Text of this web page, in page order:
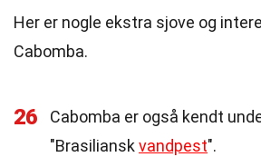
Her er nogle ekstra sjove og
Cabomba.
26
Cabomba er også kendt
"Brasilianskvandpest".